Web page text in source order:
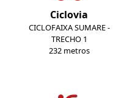
Ciclovia
CICLOFAIXA SUMARE -
TRECHO 1
232 metros